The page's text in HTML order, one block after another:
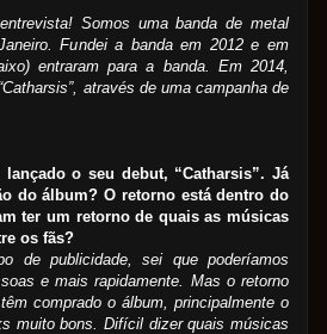
Somos uma banda de metal
Fundei a banda em 2012 e em
entraram para a banda. Em 2014,
através de uma campanha de
o seu debut, “Catharsis”. Já
do álbum? O retorno está dentro do
ter um retorno de quais as músicas
os fãs?
de publicidade, sei que poderíamos
e mais rapidamente. Mas o retorno
comprado o álbum, principalmente o
muito bons. Difícil dizer quais músicas